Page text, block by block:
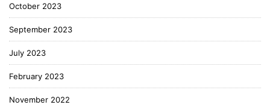
October 2023
September 2023
July 2023
February 2023
November 2022